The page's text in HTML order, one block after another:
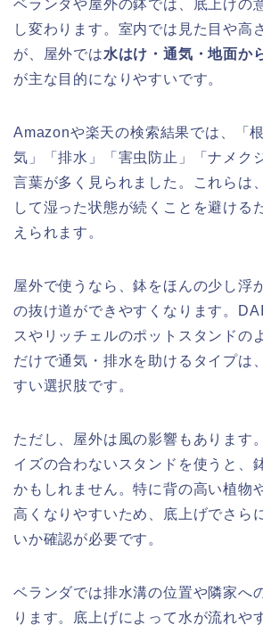
ベランダや屋外の鉢では、底上げの
し変わります。室内では見た目や高
が、屋外では水はけ・通気・地面か
が主な目的になりやすいです。
Amazonや楽天の検索結果では、「
気」「排水」「害虫防止」「ナメク
言葉が多く見られました。これらは
して湿った状態が続くことを避ける
えられます。
屋外で使うなら、鉢をほんの少し浮
の抜け道ができやすくなります。
スやリッチェルのポットスタンドの
だけで通気・排水を助けるタイプは
すい選択肢です。
ただし、屋外は風の影響もあります
イズの合わないスタンドを使うと、
かもしれません。特に背の高い植物
高くなりやすいため、底上げでさら
いか確認が必要です。
ベランダでは排水溝の位置や隣家へ
ります。底上げによって水が流れや